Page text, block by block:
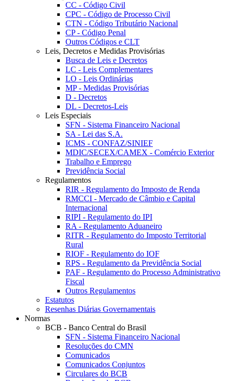
CC - Código Civil
CPC - Código de Processo Civil
CTN - Código Tributário Nacional
CP - Código Penal
Outros Códigos e CLT
Leis, Decretos e Medidas Provisórias
Busca de Leis e Decretos
LC - Leis Complementares
LO - Leis Ordinárias
MP - Medidas Provisórias
D - Decretos
DL - Decretos-Leis
Leis Especiais
SFN - Sistema Financeiro Nacional
SA - Lei das S.A.
ICMS - CONFAZ/SINIEF
MDIC/SECEX/CAMEX - Comércio Exterior
Trabalho e Emprego
Previdência Social
Regulamentos
RIR - Regulamento do Imposto de Renda
RMCCI - Mercado de Câmbio e Capital
Internacional
RIPI - Regulamento do IPI
RA - Regulamento Aduaneiro
RITR - Regulamento do Imposto Territorial
Rural
RIOF - Regulamento do IOF
RPS - Regulamento da Previdência Social
PAF - Regulamento do Processo Administrativo
Fiscal
Outros Regulamentos
Estatutos
Resenhas Diárias Governamentais
Normas
BCB - Banco Central do Brasil
SFN - Sistema Financeiro Nacional
Resoluções do CMN
Comunicados
Comunicados Conjuntos
Circulares do BCB